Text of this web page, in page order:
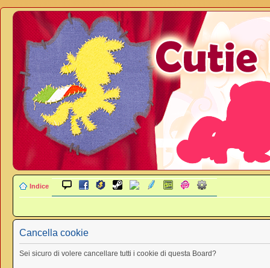
Indice
Cancella cookie
Sei sicuro di volere cancellare tutti i cookie di questa Board?